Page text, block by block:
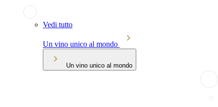
Vedi tutto
Un vino unico al mondo
Un vino unico al mondo